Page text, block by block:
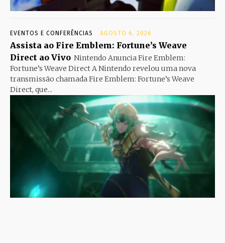
EVENTOS E CONFERÊNCIAS AGOSTO 6, 2026
Assista ao Fire Emblem: Fortune’s Weave
Direct ao Vivo Nintendo Anuncia Fire Emblem:
Fortune’s Weave Direct A Nintendo revelou uma nova
transmissão chamada Fire Emblem: Fortune’s Weave
Direct, que...